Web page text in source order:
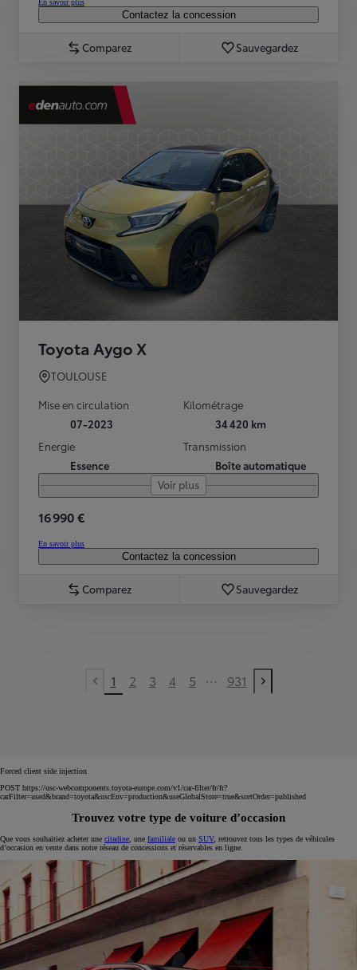
En savoir plus
Contactez la concession
Comparez Sauvegardez
Toyota Aygo X
TOULOUSE
Mise en circulation
07-2023
Kilométrage
34 420 km
Energie
Essence
Transmission
Boîte automatique
Voir plus
16 990 €
En savoir plus
Contactez la concession
Comparez Sauvegardez
Previous page
1 2 3 4 5 ... 931
Next page
Forced client side injection
POST https://usc-webcomponents.toyota-europe.com/v1/car-filter/fr/fr?
carFilter=used&brand=toyota&uscEnv=production&useGlobalStore=true&sortOrder=published
Trouvez votre type de voiture d’occasion
Que vous souhaitiez acheter une citadine , une familiale ou un SUV, retrouvez tous les types de véhicules
d’occasion en vente dans notre réseau de concessions et réservables en ligne.